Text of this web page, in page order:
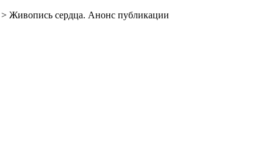
> Живопись сердца. Анонс публикации